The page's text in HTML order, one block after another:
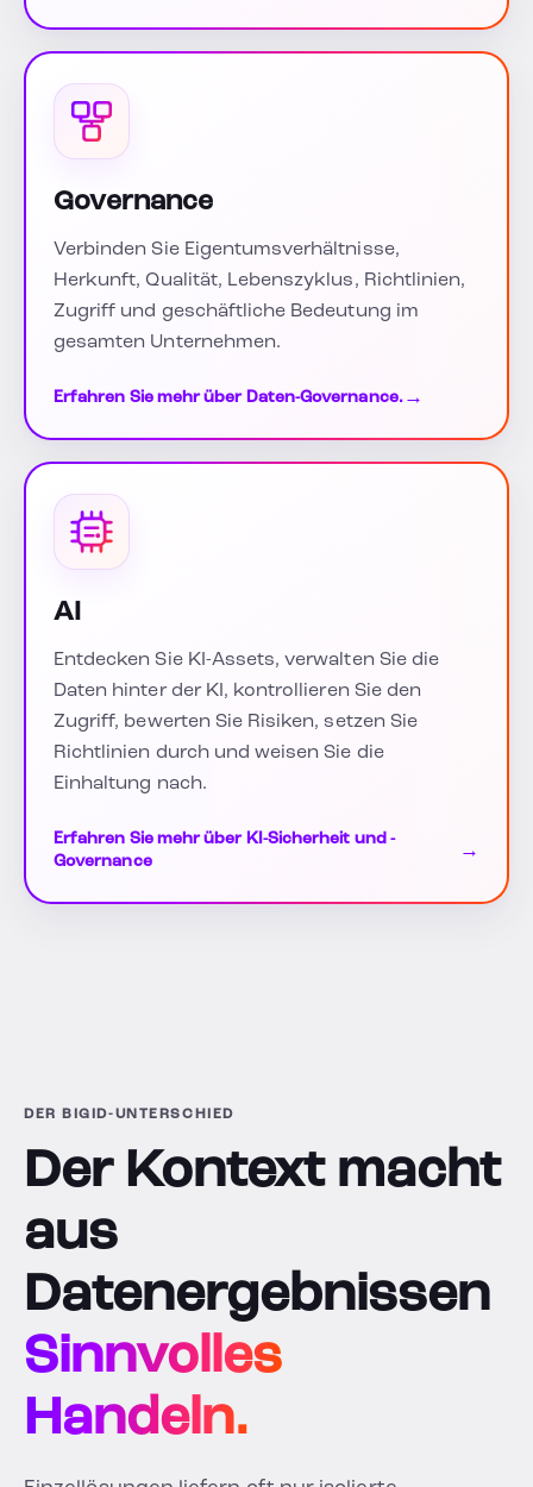
Governance
Verbinden Sie Eigentumsverhältnisse,
Herkunft, Qualität, Lebenszyklus, Richtlinien,
Zugriff und geschäftliche Bedeutung im
gesamten Unternehmen.
Erfahren Sie mehr über Daten-Governance.→
AI
Entdecken Sie KI-Assets, verwalten Sie die
Daten hinter der KI, kontrollieren Sie den
Zugriff, bewerten Sie Risiken, setzen Sie
Richtlinien durch und weisen Sie die
Einhaltung nach.
Erfahren Sie mehr über KI-Sicherheit und -
Governance
→
DER BIGID-UNTERSCHIED
Der Kontext macht
aus
Datenergebnissen
Sinnvolles
Handeln.